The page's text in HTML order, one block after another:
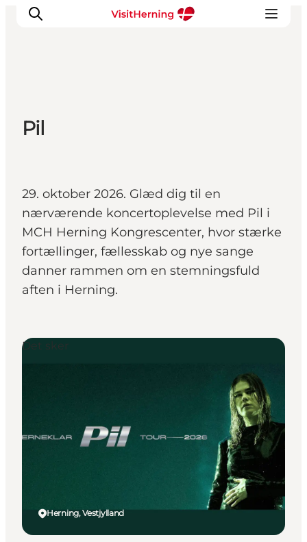
Det sker
Spis, drik og shop
Find vej
Sov godt
Book overnatning
Pil
29. oktober 2026. Glæd dig til en
nærværende koncertoplevelse med Pil i
MCH Herning Kongrescenter, hvor stærke
fortællinger, fællesskab og nye sange
danner rammen om en stemningsfuld
aften i Herning.
Herning, Vestjylland
Det sker